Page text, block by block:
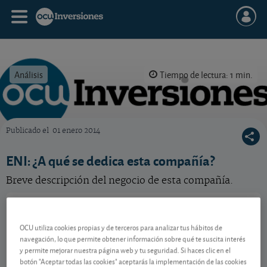
Análisis Tiempo de lectura: 1 min.
Publicado el 01 enero 2014
ENI: ¿A qué se dedica esta compañía?
Breve descripción del negocio de esta compañía.
07/08/2026 Milán
-0,12 EUR (-0,51 %)
Ver detalladamente
OCU utiliza cookies propias y de terceros para analizar tus hábitos de
navegación, lo que permite obtener información sobre qué te suscita interés
y permite mejorar nuestra página web y tu seguridad. Si haces clic en el
botón "Aceptar todas las cookies" aceptarás la implementación de las cookies